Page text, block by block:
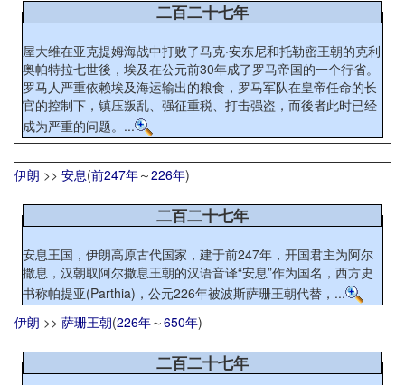
二百二十七年
屋大维在亚克提姆海战中打败了马克·安东尼和托勒密王朝的克利
奥帕特拉七世後，埃及在公元前30年成了罗马帝国的一个行省。
罗马人严重依赖埃及海运输出的粮食，罗马军队在皇帝任命的长
官的控制下，镇压叛乱、强征重税、打击强盗，而後者此时已经
成为严重的问题。...
伊朗 >> 安息(前247年～226年)
二百二十七年
安息王国，伊朗高原古代国家，建于前247年，开国君主为阿尔
撒息，汉朝取阿尔撒息王朝的汉语音译“安息”作为国名，西方史
书称帕提亚(Parthia)，公元226年被波斯萨珊王朝代替，...
伊朗 >> 萨珊王朝(226年～650年)
二百二十七年